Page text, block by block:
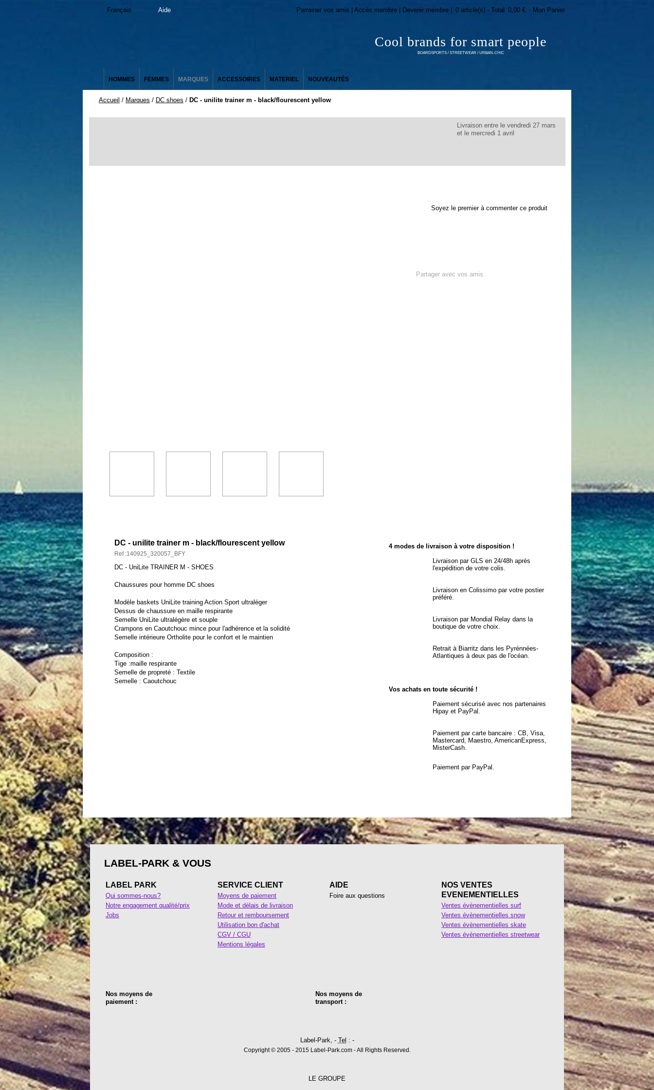
Cool brands for smart people
BOARDSPORTS / STREETWEAR / URBAN-CHIC
Français Aide Parrainer vos amis | Accès membre | Devenir membre | 0 article(s) - Total 0,00 € - Mon Panier
HOMMES FEMMES MARQUES ACCESSOIRES MATERIEL NOUVEAUTÉS
Accueil / Marques / DC shoes / DC - unilite trainer m - black/flourescent yellow
Livraison entre le vendredi 27 mars
et le mercredi 1 avril
Soyez le premier à commenter ce produit
Partager avec vos amis
DC - unilite trainer m - black/flourescent yellow
Ref :140925_320057_BFY
DC - UniLite TRAINER M - SHOES
Chaussures pour homme DC shoes
Modèle baskets UniLite training Action Sport ultraléger
Dessus de chaussure en maille respirante
Semelle UniLite ultralégère et souple
Crampons en Caoutchouc mince pour l'adhérence et la solidité
Semelle intérieure Ortholite pour le confort et le maintien
Composition :
Tige :maille respirante
Semelle de propreté : Textile
Semelle : Caoutchouc
4 modes de livraison à votre disposition !
Livraison par GLS en 24/48h après
l'expédition de votre colis.
Livraison en Colissimo par votre postier
préféré.
Livraison par Mondial Relay dans la
boutique de votre choix.
Retrait à Biarritz dans les Pyrénnées-
Atlantiques à deux pas de l'océan.
Vos achats en toute sécurité !
Paiement sécurisé avec nos partenaires
Hipay et PayPal.
Paiement par carte bancaire : CB, Visa,
Mastercard, Maestro, AmericanExpress,
MisterCash.
Paiement par PayPal.
LABEL-PARK & VOUS
LABEL PARK
Qui sommes-nous?
Notre engagement qualité/prix
Jobs
SERVICE CLIENT
Moyens de paiement
Mode et délais de livraison
Retour et remboursement
Utilisation bon d'achat
CGV / CGU
Mentions légales
AIDE
Foire aux questions
NOS VENTES
EVENEMENTIELLES
Ventes évènementielles surf
Ventes évènementielles snow
Ventes évènementielles skate
Ventes évènementielles streetwear
Nos moyens de
paiement :
Nos moyens de
transport :
Label-Park, - Tel : -
Copyright © 2005 - 2015 Label-Park.com - All Rights Reserved.
LE GROUPE